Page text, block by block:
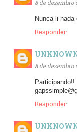
8 de dezembro
Nunca li
Responder
8 de dezembro
Participando!!
Responder